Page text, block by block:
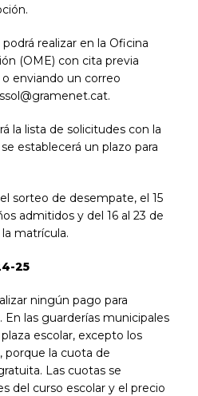
realizar en la Oficina
(OME) con cita previa
enviando un correo
la lista de solicitudes con la
establecerá un plazo para
sorteo de desempate, el 15
admitidos y del 16 al 23 de
matrícula.
25
ningún pago para
En las guarderías municipales
escolar, excepto los
porque la cuota de
Las cuotas se
del curso escolar y el precio